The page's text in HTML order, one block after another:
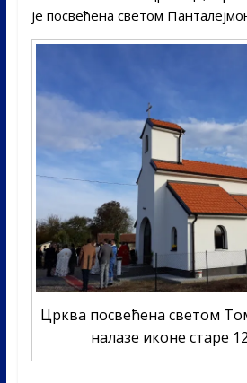
је посвећена светом
Црква посвећена светом
налазе иконе старе